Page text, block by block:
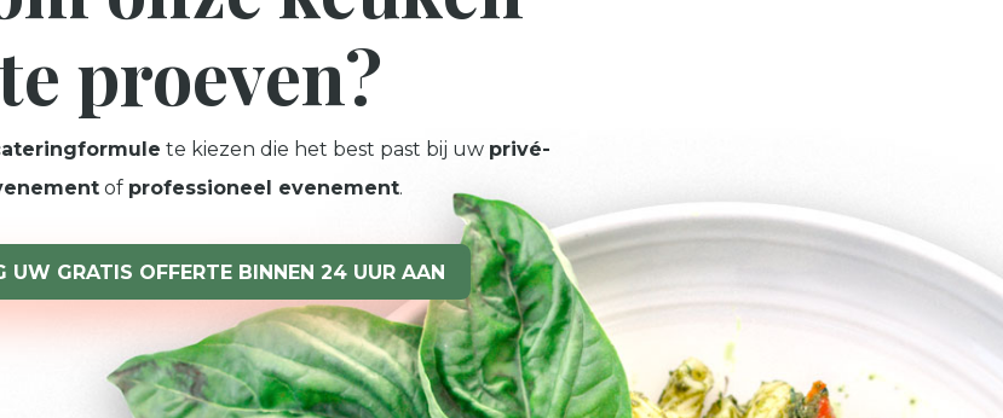
proeven?
te kiezen die het best past bij uw privé-
of professioneel evenement.
UW GRATIS OFFERTE BINNEN 24 UUR AAN